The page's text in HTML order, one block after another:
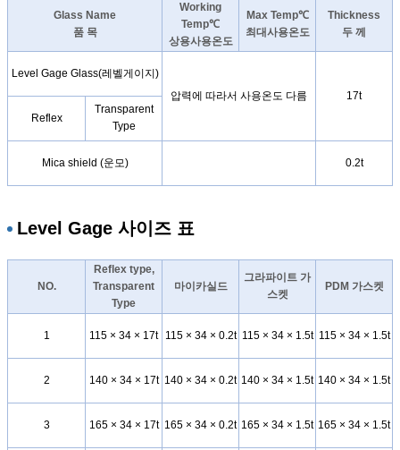
Glass Name
품 목
Working
Temp℃
상용사용온도
Max Temp℃
최대사용온도
Thickness
두 께
Level Gage Glass(레벨게이지)
압력에 따라서 사용온도 다름
17t
Reflex
Transparent
Type
Mica shield (운모) 0.2t
Level Gage 사이즈 표
NO.
Reflex type,
Transparent
Type
마이카실드
그라파이트 가
스켓
PDM 가스켓
1 115 × 34 × 17t 115 × 34 × 0.2t 115 × 34 × 1.5t 115 × 34 × 1.5t
2 140 × 34 × 17t 140 × 34 × 0.2t 140 × 34 × 1.5t 140 × 34 × 1.5t
3 165 × 34 × 17t 165 × 34 × 0.2t 165 × 34 × 1.5t 165 × 34 × 1.5t